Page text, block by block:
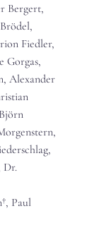
Bergert,
Fiedler,
Gorgas,
Alexander
Dr.
Paul